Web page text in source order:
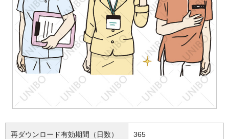
再ダウンロード有効期間（日数） 365